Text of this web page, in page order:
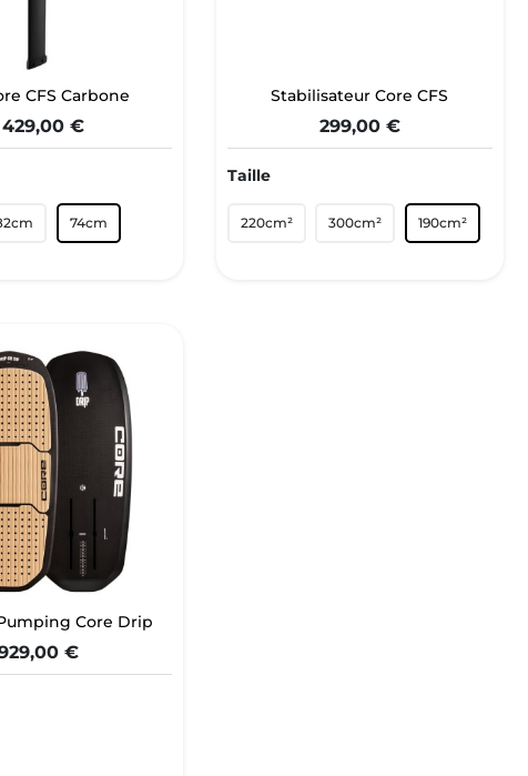
CFS Carbone
429,00 €
74cm
Stabilisateur Core CFS
299,00 €
Taille
220cm² 300cm² 190cm²
Core Drip
€